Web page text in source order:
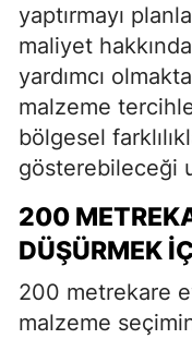
yaptırmayı
maliyet
yardımcı
malzeme
bölgesel
gösterebileceği
200
DÜŞÜRMEK
200 metrekare
malzeme